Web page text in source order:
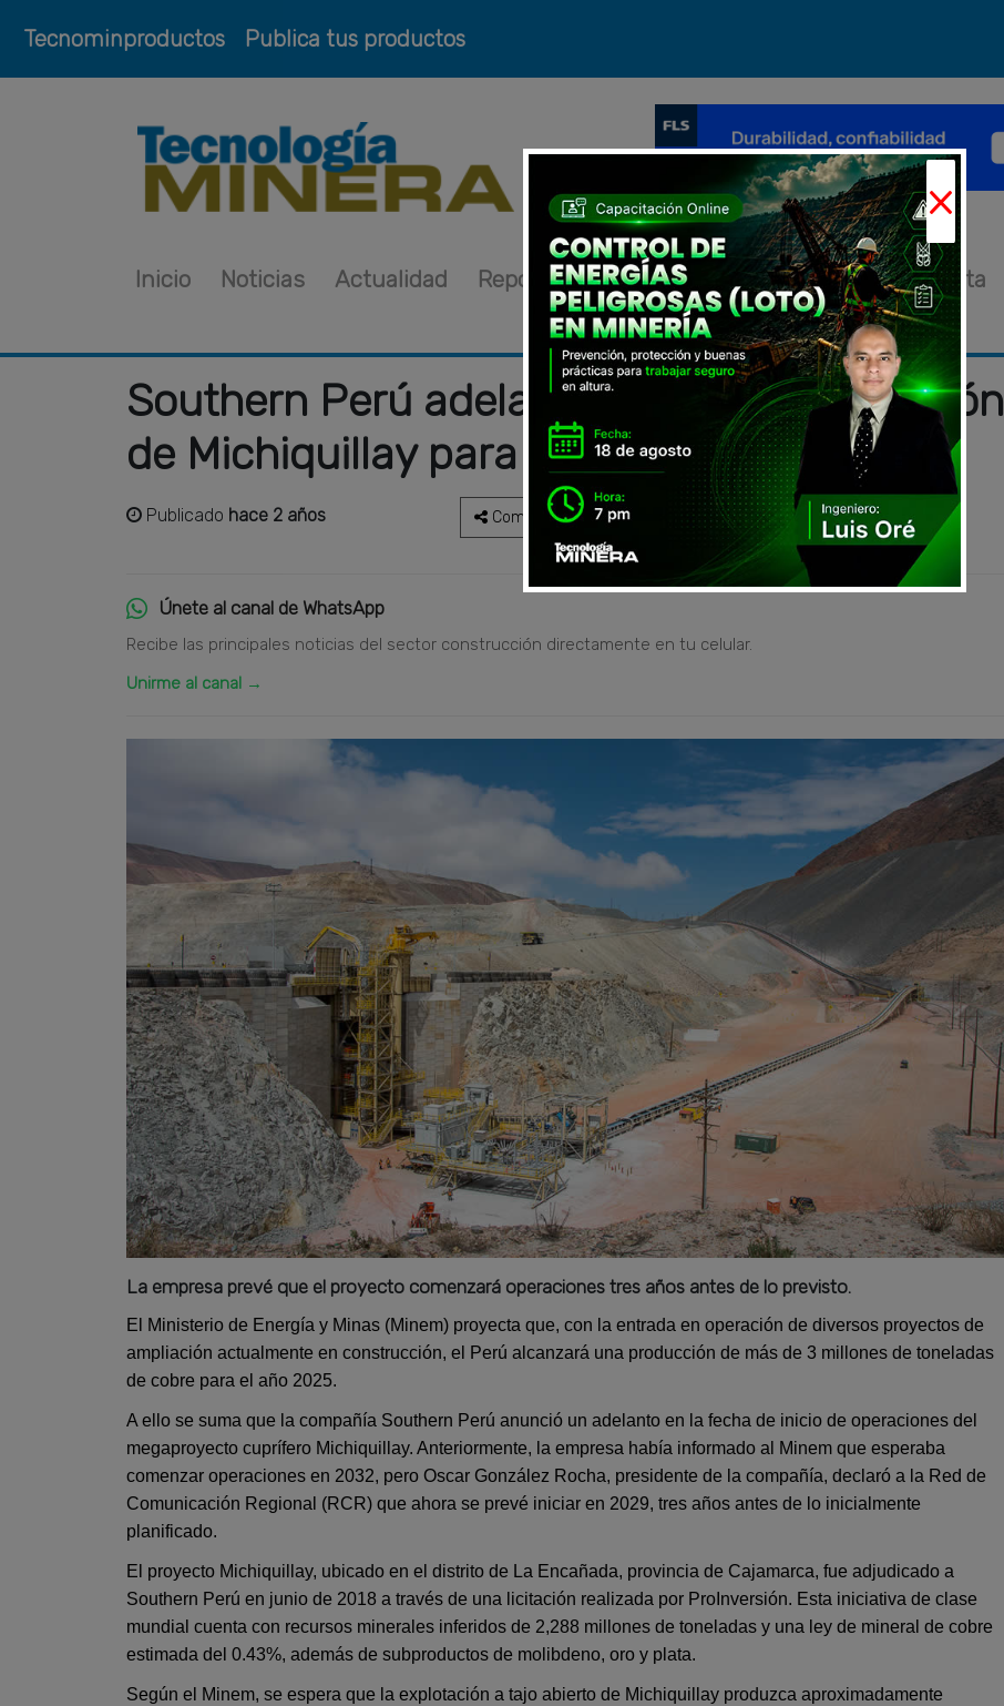
Tecnominproductos Publica tus productos
Inicio Noticias Actualidad Reportajes Novedades Eventos Entrevista
Southern Perú adelanta inicio de producción
de Michiquillay para 2029
Publicado hace 2 años Compartir
Únete al canal de WhatsApp
Recibe las principales noticias del sector construcción directamente en tu celular.
Unirme al canal →
La empresa prevé que el proyecto comenzará operaciones tres años antes de lo previsto.
El Ministerio de Energía y Minas (Minem) proyecta que, con la entrada en operación de diversos proyectos de
ampliación actualmente en construcción, el Perú alcanzará una producción de más de 3 millones de toneladas
de cobre para el año 2025.
A ello se suma que la compañía Southern Perú anunció un adelanto en la fecha de inicio de operaciones del
megaproyecto cuprífero Michiquillay. Anteriormente, la empresa había informado al Minem que esperaba
comenzar operaciones en 2032, pero Oscar González Rocha, presidente de la compañía, declaró a la Red de
Comunicación Regional (RCR) que ahora se prevé iniciar en 2029, tres años antes de lo inicialmente
planificado.
El proyecto Michiquillay, ubicado en el distrito de La Encañada, provincia de Cajamarca, fue adjudicado a
Southern Perú en junio de 2018 a través de una licitación realizada por ProInversión. Esta iniciativa de clase
mundial cuenta con recursos minerales inferidos de 2,288 millones de toneladas y una ley de mineral de cobre
estimada del 0.43%, además de subproductos de molibdeno, oro y plata.
Según el Minem, se espera que la explotación a tajo abierto de Michiquillay produzca aproximadamente
×